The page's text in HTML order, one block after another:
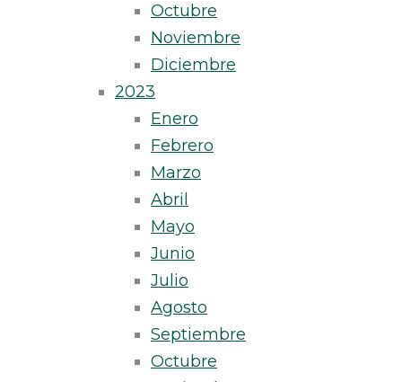
Octubre
Noviembre
Diciembre
2023
Enero
Febrero
Marzo
Abril
Mayo
Junio
Julio
Agosto
Septiembre
Octubre